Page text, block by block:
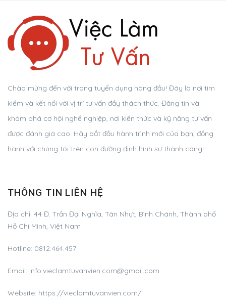
Chào mừng đến với trang tuyển dụng hàng đầu! Đây là nơi tìm
kiếm và kết nối với vị trí tư vấn đầy thách thức. Đăng tin và
khám phá cơ hội nghề nghiệp, nơi kiến thức và kỹ năng tư vấn
được đánh giá cao. Hãy bắt đầu hành trình mới của bạn, đồng
hành với chúng tôi trên con đường định hình sự thành công!
THÔNG TIN LIÊN HỆ
Địa chỉ: 44 Đ. Trần Đại Nghĩa, Tân Nhựt, Bình Chánh, Thành phố
Hồ Chí Minh, Việt Nam
Hotline: 0812.464.457
Email: info.vieclamtuvanvien.com@gmail.com
Website: https://vieclamtuvanvien.com/